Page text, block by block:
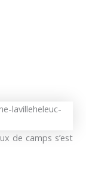
de camps s’est